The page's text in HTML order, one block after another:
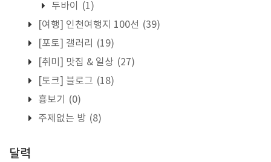
두바이
(1)
[여행] 인천여행지 100선 (39)
[포토] 갤러리
(19)
[취미] 맛집 & 일상 (27)
[토크] 블로그 (18)
흉보기
(0)
주제없는 방 (8)
달력